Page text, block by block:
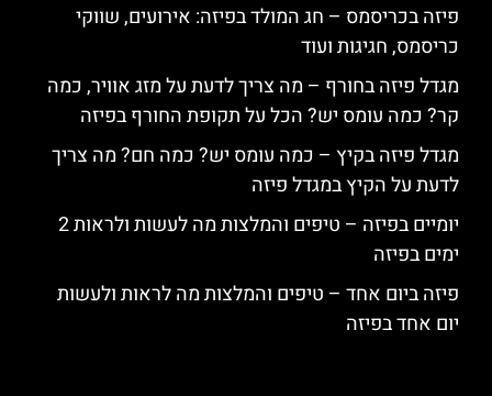
פיזה בכריסמס – חג המולד בפיזה: אירועים, שווקי
כריסמס, חגיגות ועוד
מגדל פיזה בחורף – מה צריך לדעת על מזג אוויר, כמה
קר? כמה עומס יש? הכל על תקופת החורף בפיזה
מגדל פיזה בקיץ – כמה עומס יש? כמה חם? מה צריך
לדעת על הקיץ במגדל פיזה
יומיים בפיזה – טיפים והמלצות מה לעשות ולראות 2
ימים בפיזה
פיזה ביום אחד – טיפים והמלצות מה לראות ולעשות
יום אחד בפיזה